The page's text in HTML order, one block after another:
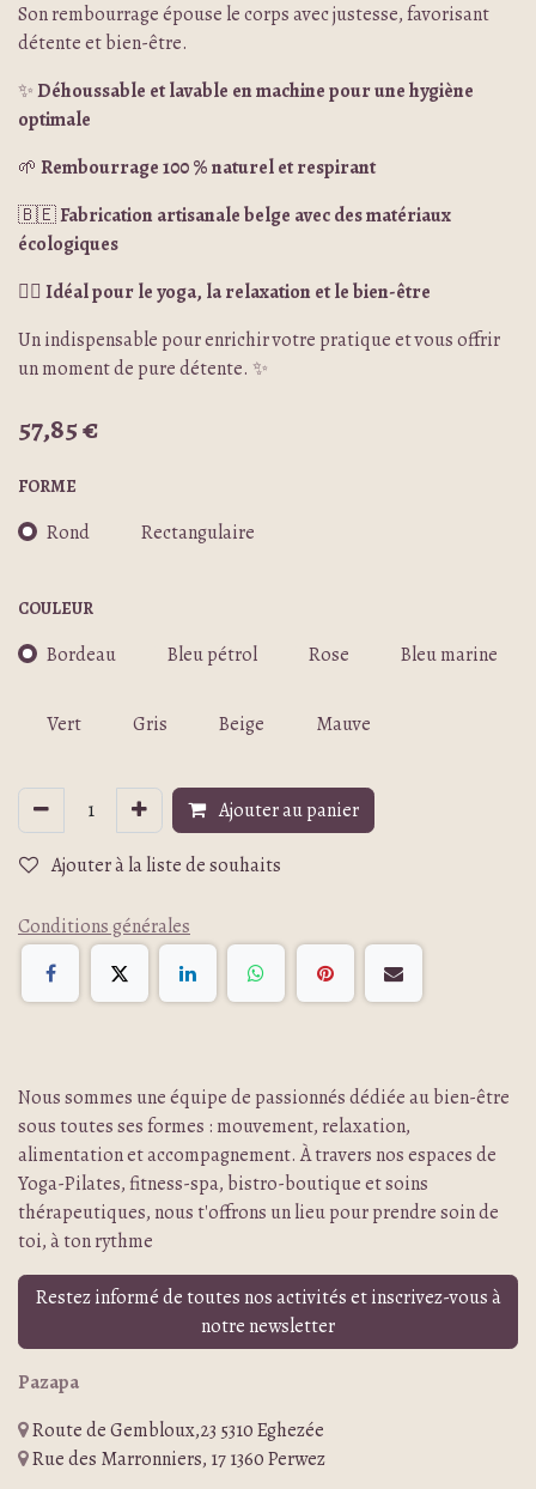
Son rembourrage épouse le corps avec justesse, favorisant
détente et bien-être.
✨Déhoussable et lavable en machine pour une hygiène
optimale
🌱 Rembourrage 100 % naturel et respirant
🇧🇪Fabrication artisanale belge avec des matériaux
écologiques
💆‍♀️ Idéal pour le yoga, la relaxation et le bien-être
Un indispensable pour enrichir votre pratique et vous offrir
un moment de pure détente. ✨
57,85€
FORME
Rond Rectangulaire
COULEUR
Bordeau Bleu pétrol Rose Bleu marine
Vert Gris Beige Mauve
Ajouter au panier
Ajouter à la liste de souhaits
Conditions générales
Nous sommes une équipe de passionnés dédiée au bien-être
sous toutes ses formes : mouvement, relaxation,
alimentation et accompagnement. À travers nos espaces de
Yoga-Pilates, fitness-spa, bistro-boutique et soins
thérapeutiques, nous t'offrons un lieu pour prendre soin de
toi, à ton rythme
Restez informé de toutes nos activités et inscrivez-vous à
notre newsletter
Pazapa
Route de Gembloux,23 5310 Eghezée
Rue des Marronniers, 17 1360 Perwez